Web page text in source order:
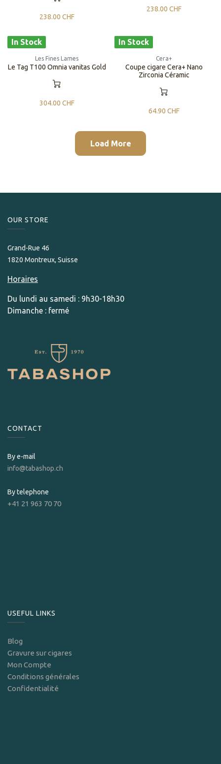
238.00 CHF
238.00 CHF
In Stock
Les Fines Lames
Le Tag T100 Omnia vanitas Gold
304.00 CHF
In Stock
Cera+
Coupe cigare Cera+ Nano
Zirconia Céramic
64.90 CHF
Load More
OUR STORE​
Grand-Rue 46
1820 Montreux, Suisse
Horaires
Du lundi au samedi : 9h30-18h30
Dimanche : fermé
CONTACT
By e-mail
info@tabashop.ch
By telephone
+41 21 963 70 70
USEFUL LINKS
Blog
Gravure sur cigares
Mon Compte
Conditions générales
Confidentialité